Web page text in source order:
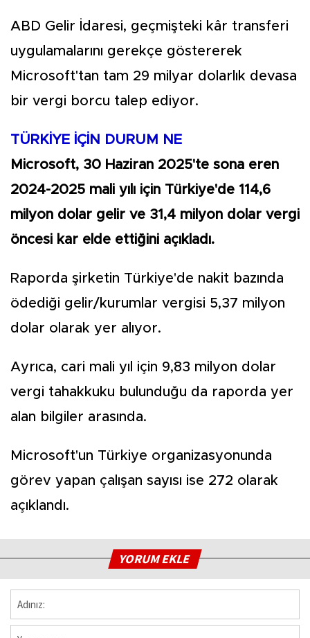
ABD Gelir İdaresi, geçmişteki kâr transferi
uygulamalarını gerekçe göstererek
Microsoft'tan tam 29 milyar dolarlık devasa
bir vergi borcu talep ediyor.
TÜRKİYE İÇİN DURUM NE
Microsoft, 30 Haziran 2025'te sona eren
2024-2025 mali yılı için Türkiye'de 114,6
milyon dolar gelir ve 31,4 milyon dolar vergi
öncesi kar elde ettiğini açıkladı.
Raporda şirketin Türkiye'de nakit bazında
ödediği gelir/kurumlar vergisi 5,37 milyon
dolar olarak yer alıyor.
Ayrıca, cari mali yıl için 9,83 milyon dolar
vergi tahakkuku bulunduğu da raporda yer
alan bilgiler arasında.
Microsoft'un Türkiye organizasyonunda
görev yapan çalışan sayısı ise 272 olarak
açıklandı.
YORUM EKLE